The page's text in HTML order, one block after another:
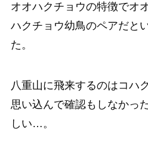
オオハクチョウの特徴でオ
ハクチョウ幼鳥のペアだと
た。
八重山に飛来するのはコハ
思い込んで確認もしなかっ
しい…。